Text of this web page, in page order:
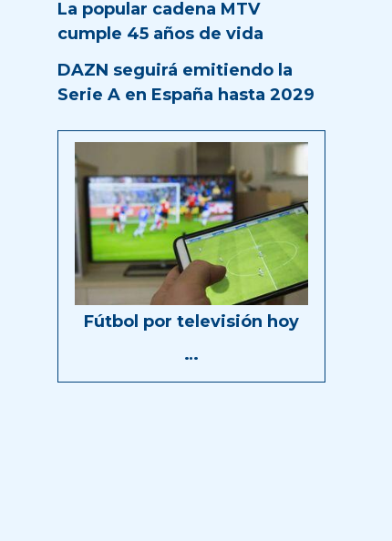
La popular cadena MTV
cumple 45 años de vida
DAZN seguirá emitiendo la
Serie A en España hasta 2029
Fútbol por televisión hoy
…